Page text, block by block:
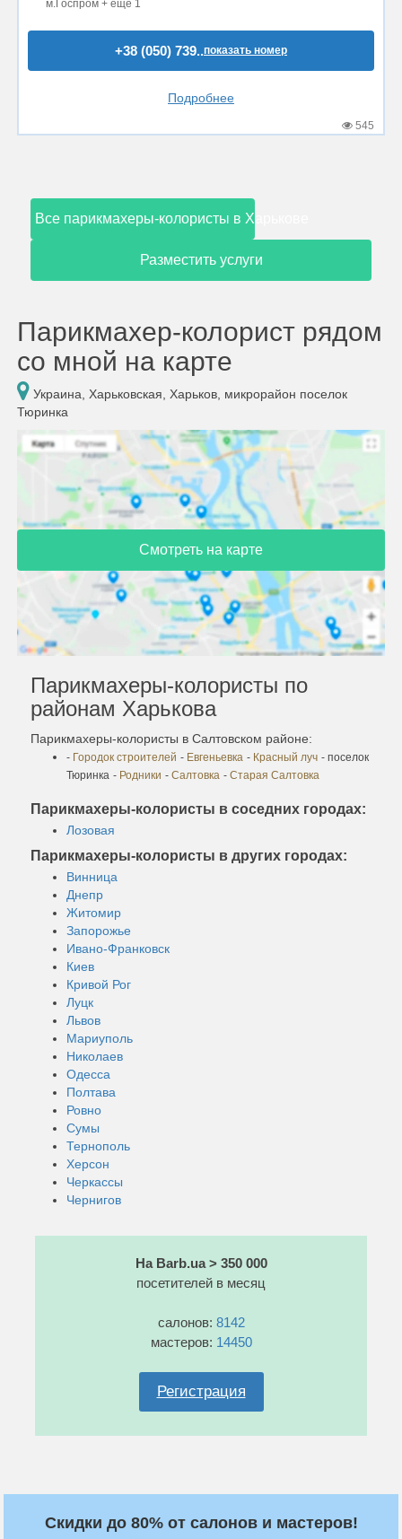
м.Госпром + ещё 1
+38 (050) 739..показать номер
Подробнее
545
Все парикмахеры-колористы в Харькове
Разместить услуги
Парикмахер-колорист рядом
со мной на карте
Украина, Харьковская, Харьков, микрорайон поселок
Тюринка
Смотреть на карте
Парикмахеры-колористы по
районам Харькова
Парикмахеры-колористы в Салтовском районе:
- Городок строителей - Евгеньевка - Красный луч - поселок
Тюринка - Родники - Салтовка - Старая Салтовка
Парикмахеры-колористы в соседних городах:
Лозовая
Парикмахеры-колористы в других городах:
Винница
Днепр
Житомир
Запорожье
Ивано-Франковск
Киев
Кривой Рог
Луцк
Львов
Мариуполь
Николаев
Одесса
Полтава
Ровно
Сумы
Тернополь
Херсон
Черкассы
Чернигов
На Barb.ua > 350 000
посетителей в месяц
салонов: 8142
мастеров: 14450
Регистрация
Скидки до 80% от салонов и мастеров!